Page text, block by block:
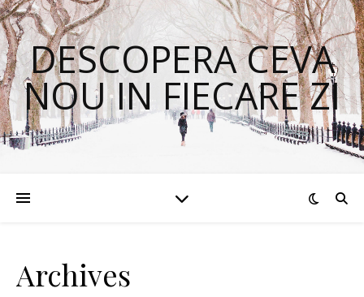
DESCOPERA CEVA
NOU IN FIECARE ZI
Archives